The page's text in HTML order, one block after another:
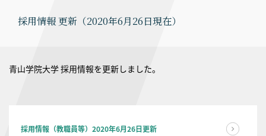
採用情報 更新（2020年6月26日現在）
青山学院大学 採用情報を更新しました。
採用情報（教職員等）2020年6月26日更新